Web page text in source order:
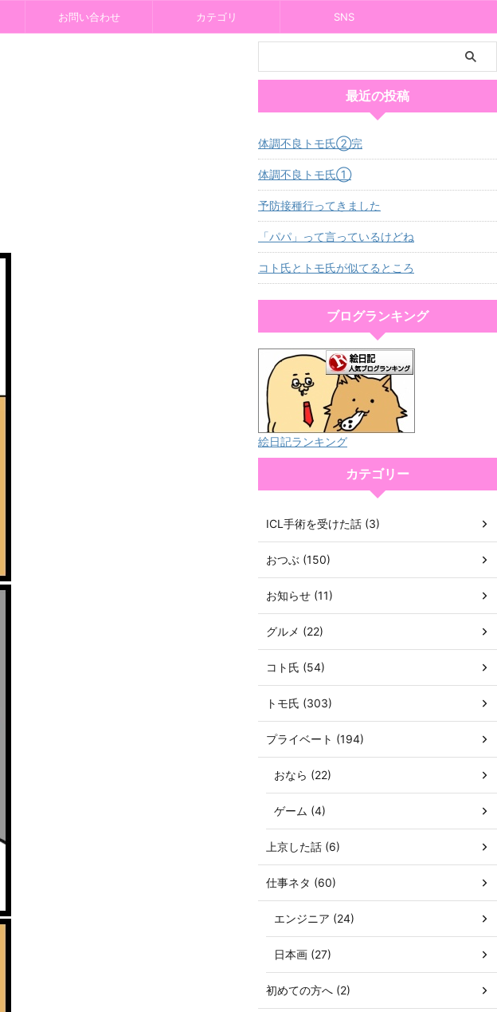
お問い合わせ カテゴリ SNS
最近の投稿
体調不良トモ氏②完
体調不良トモ氏①
予防接種行ってきました
「パパ」って言っているけどね
コト氏とトモ氏が似てるところ
ブログランキング
絵日記ランキング
カテゴリー
ICL手術を受けた話 (3)
おつぶ (150)
お知らせ (11)
グルメ (22)
コト氏 (54)
トモ氏 (303)
プライベート (194)
おなら (22)
ゲーム (4)
上京した話 (6)
仕事ネタ (60)
エンジニア (24)
日本画 (27)
初めての方へ (2)